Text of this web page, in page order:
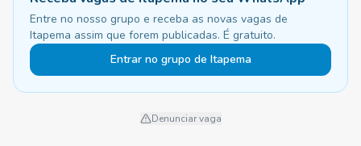
Entre no nosso grupo e receba as novas vagas de
Itapema assim que forem publicadas. É gratuito.
Entrar no grupo de Itapema
Denunciar vaga